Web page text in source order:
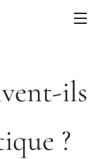
ils
?